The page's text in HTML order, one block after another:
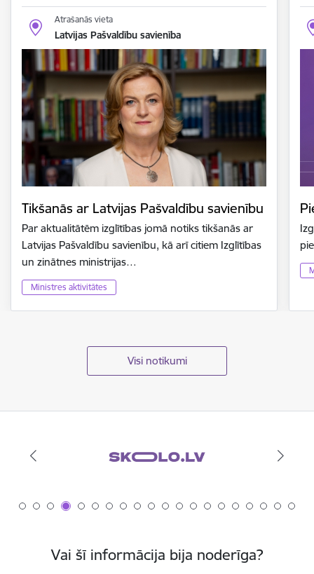
Atrašanās vieta
Latvijas Pašvaldību savienība
Tikšanās ar Latvijas Pašvaldību savienību
Par aktualitātēm izglītības jomā notiks tikšanās ar
Latvijas Pašvaldību savienību, kā arī citiem Izglītības
un zinātnes ministrijas…
Ministres aktivitātes
Visi notikumi
Vai šī informācija bija noderīga?